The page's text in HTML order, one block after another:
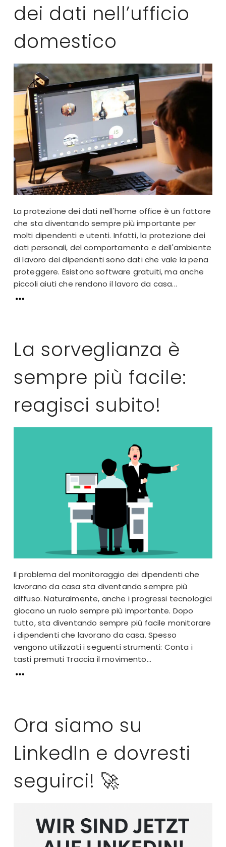
dei dati nell’ufficio
domestico
La protezione dei dati nell'home office è un fattore
che sta diventando sempre più importante per
molti dipendenti e utenti. Infatti, la protezione dei
dati personali, del comportamento e dell'ambiente
di lavoro dei dipendenti sono dati che vale la pena
proteggere. Esistono software gratuiti, ma anche
piccoli aiuti che rendono il lavoro da casa...
La sorveglianza è
sempre più facile:
reagisci subito!
Il problema del monitoraggio dei dipendenti che
lavorano da casa sta diventando sempre più
diffuso. Naturalmente, anche i progressi tecnologici
giocano un ruolo sempre più importante. Dopo
tutto, sta diventando sempre più facile monitorare
i dipendenti che lavorano da casa. Spesso
vengono utilizzati i seguenti strumenti: Conta i
tasti premuti Traccia il movimento...
Ora siamo su
LinkedIn e dovresti
seguirci! 🚀